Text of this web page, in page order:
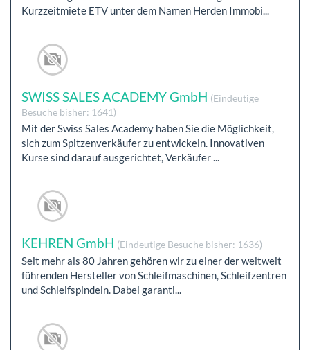
Kurzzeitmiete ETV unter dem Namen Herden Immobi...
SWISS SALES ACADEMY GmbH (Eindeutige
Besuche bisher: 1641)
Mit der Swiss Sales Academy haben Sie die Möglichkeit,
sich zum Spitzenverkäufer zu entwickeln. Innovativen
Kurse sind darauf ausgerichtet, Verkäufer ...
KEHREN GmbH (Eindeutige Besuche bisher: 1636)
Seit mehr als 80 Jahren gehören wir zu einer der weltweit
führenden Hersteller von Schleifmaschinen, Schleifzentren
und Schleifspindeln. Dabei garanti...